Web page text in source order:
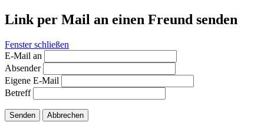
Link per Mail an einen Freund senden
Fenster schließen
E-Mail an
Absender
Eigene E-Mail
Betreff
Senden Abbrechen